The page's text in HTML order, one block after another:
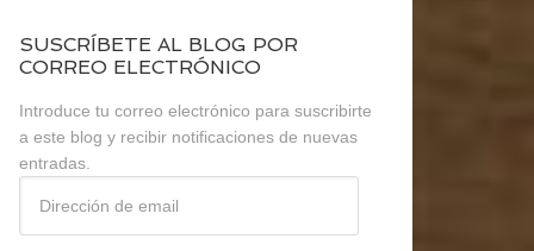
SUSCRÍBETE AL BLOG POR
CORREO ELECTRÓNICO
Introduce tu correo electrónico para suscribirte
a este blog y recibir notificaciones de nuevas
entradas.
email